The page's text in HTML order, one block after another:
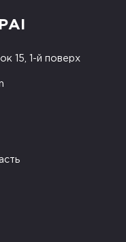
15, 1-й поверх